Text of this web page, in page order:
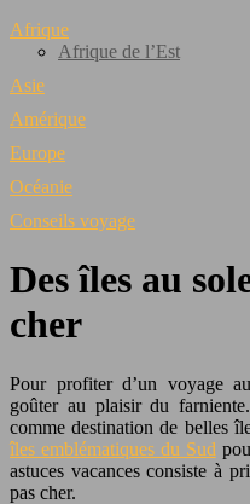
Afrique
Afrique de l’Est
Asie
Amérique
Europe
Océanie
Conseils voyage
Des îles au
cher
Pour profiter d’un voyage
goûter au plaisir du
comme destination de belles
îles emblématiques du Sud
astuces vacances consiste à
pas cher.